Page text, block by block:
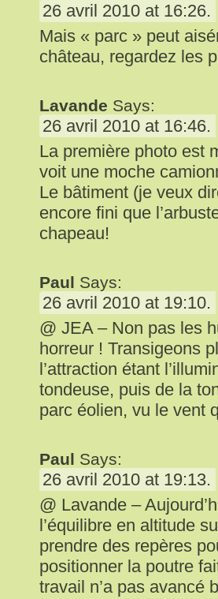
26 avril 2010 at 16:26.
Mais « parc » peut
château, regardez les
Lavande Says:
26 avril 2010 at 16:46.
La première photo est
voit une moche
Le bâtiment (je veux
encore fini que
chapeau!
Paul Says:
26 avril 2010 at 19:10.
@ JEA – Non pas les
horreur ! Transigeons
l’attraction étant
tondeuse, puis de la
parc éolien, vu le vent
Paul Says:
26 avril 2010 at 19:13.
@ Lavande –
l’équilibre en altitude
prendre des repères
positionner la poutre
travail n’a pas avancé